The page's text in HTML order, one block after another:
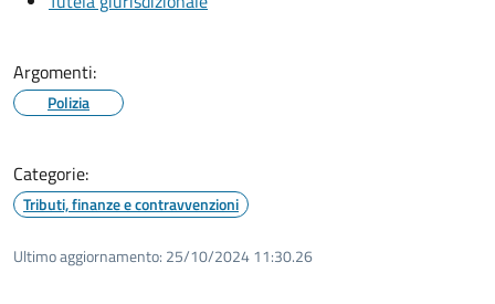
Argomenti:
Polizia
Categorie:
Tributi, finanze e contravvenzioni
Ultimo aggiornamento: 25/10/2024 11:30.26